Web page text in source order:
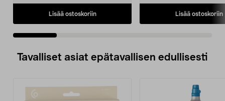
Lisää ostoskoriin Lisää ostoskoriin
Tavalliset asiat epätavallisen edullisesti